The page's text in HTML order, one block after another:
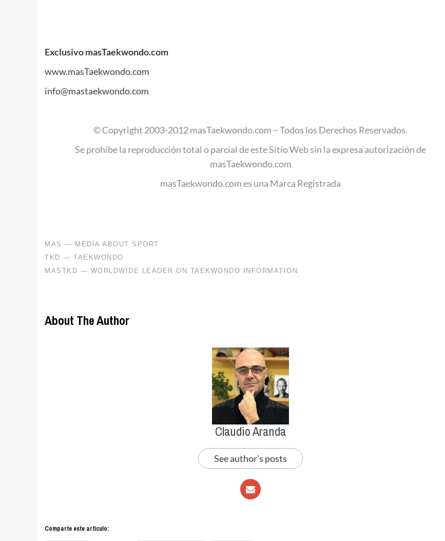
Exclusivo masTaekwondo.com
www.masTaekwondo.com
info@mastaekwondo.com
© Copyright 2003-2012 masTaekwondo.com – Todos los Derechos Reservados.
Se prohíbe la reproducción total o parcial de este Sitio Web sin la expresa autorización de
masTaekwondo.com
masTaekwondo.com es una Marca Registrada
About The Author
Claudio Aranda
See author's posts
Comparte este articulo: